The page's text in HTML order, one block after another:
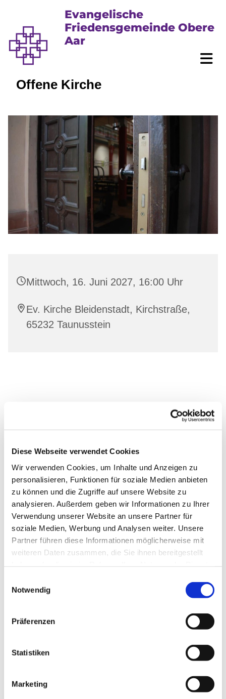
Diese Webseite verwendet Cookies
Wir verwenden Cookies, um Inhalte und Anzeigen zu
personalisieren, Funktionen für soziale Medien anbieten
zu können und die Zugriffe auf unsere Website zu
analysieren. Außerdem geben wir Informationen zu Ihrer
Verwendung unserer Website an unsere Partner für
soziale Medien, Werbung und Analysen weiter. Unsere
Partner führen diese Informationen möglicherweise mit
weiteren Daten zusammen, die Sie ihnen bereitgestellt
Notwendig
Präferenzen
Statistiken
Marketing
Evangelische
Friedensgemeinde Obere
Aar
Offene Kirche
Mittwoch, 16. Juni 2027, 16:00 Uhr
Ev. Kirche Bleidenstadt, Kirchstraße,
65232 Taunusstein